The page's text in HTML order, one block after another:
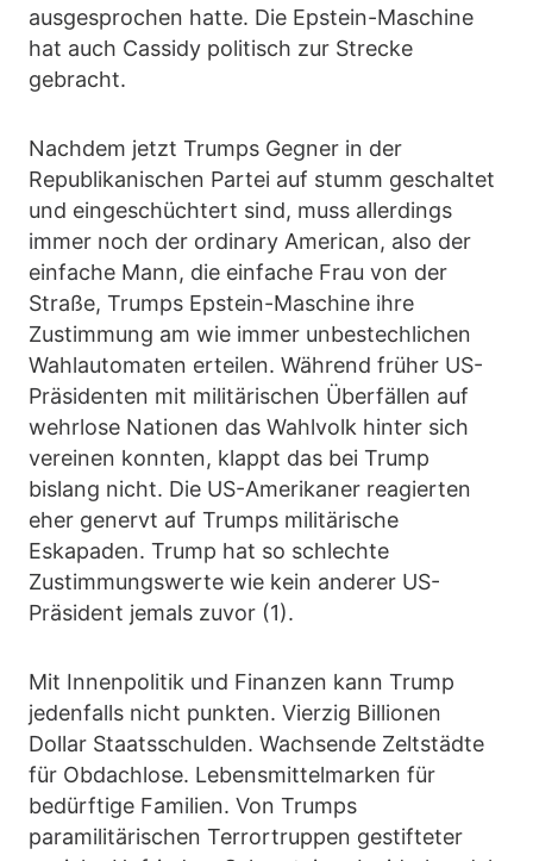
ausgesprochen hatte. Die Epstein-Maschine
hat auch Cassidy politisch zur Strecke
gebracht.
Nachdem jetzt Trumps Gegner in der
Republikanischen Partei auf stumm geschaltet
und eingeschüchtert sind, muss allerdings
immer noch der ordinary American, also der
einfache Mann, die einfache Frau von der
Straße, Trumps Epstein-Maschine ihre
Zustimmung am wie immer unbestechlichen
Wahlautomaten erteilen. Während früher US-
Präsidenten mit militärischen Überfällen auf
wehrlose Nationen das Wahlvolk hinter sich
vereinen konnten, klappt das bei Trump
bislang nicht. Die US-Amerikaner reagierten
eher genervt auf Trumps militärische
Eskapaden. Trump hat so schlechte
Zustimmungswerte wie kein anderer US-
Präsident jemals zuvor (1).
Mit Innenpolitik und Finanzen kann Trump
jedenfalls nicht punkten. Vierzig Billionen
Dollar Staatsschulden. Wachsende Zeltstädte
für Obdachlose. Lebensmittelmarken für
bedürftige Familien. Von Trumps
paramilitärischen Terrortruppen gestifteter